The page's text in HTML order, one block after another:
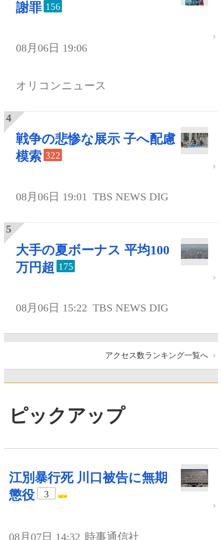
謝罪 156
08月06日 19:06
オリコンニュース
戦争の悲惨な展示 子へ配慮
模索 322
08月06日 19:01 TBS NEWS DIG
大手の夏ボーナス 平均100
万円超 175
08月06日 15:22 TBS NEWS DIG
アクセス数ランキング一覧へ
ピックアップ
江別暴行死 川口被告に無期
懲役
3
08月07日 14:32 時事通信社